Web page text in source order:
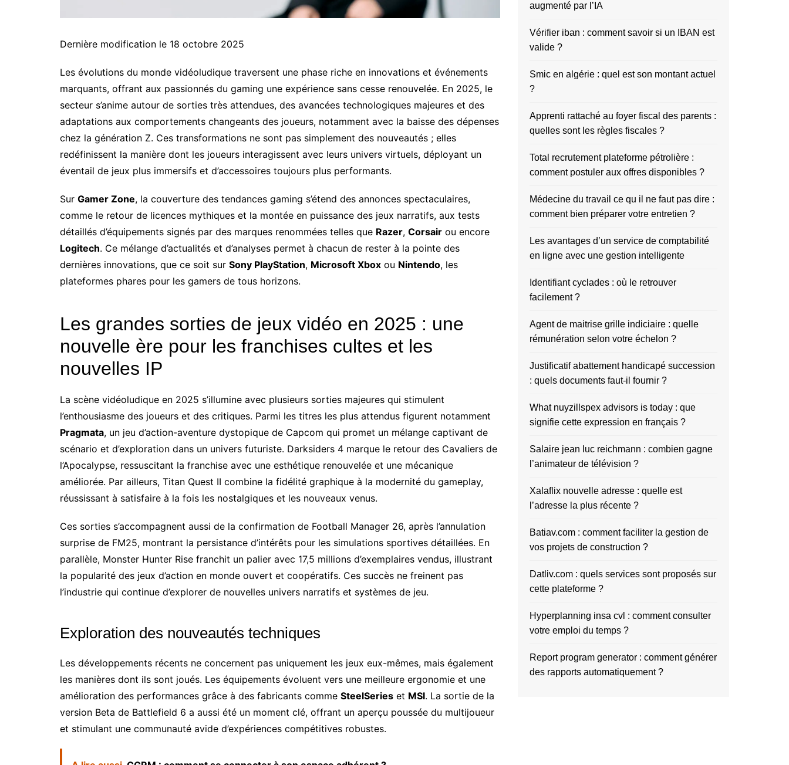
Dernière modification le 18 octobre 2025
Les évolutions du monde vidéoludique traversent une phase riche en innovations et événements
marquants, offrant aux passionnés du gaming une expérience sans cesse renouvelée. En 2025, le
secteur s’anime autour de sorties très attendues, des avancées technologiques majeures et des
adaptations aux comportements changeants des joueurs, notamment avec la baisse des dépenses
chez la génération Z. Ces transformations ne sont pas simplement des nouveautés ; elles
redéfinissent la manière dont les joueurs interagissent avec leurs univers virtuels, déployant un
éventail de jeux plus immersifs et d’accessoires toujours plus performants.
Sur Gamer Zone, la couverture des tendances gaming s’étend des annonces spectaculaires,
comme le retour de licences mythiques et la montée en puissance des jeux narratifs, aux tests
détaillés d’équipements signés par des marques renommées telles que Razer, Corsair ou encore
Logitech. Ce mélange d’actualités et d’analyses permet à chacun de rester à la pointe des
dernières innovations, que ce soit sur Sony PlayStation, Microsoft Xbox ou Nintendo, les
plateformes phares pour les gamers de tous horizons.
Les grandes sorties de jeux vidéo en 2025 : une
nouvelle ère pour les franchises cultes et les
nouvelles IP
La scène vidéoludique en 2025 s’illumine avec plusieurs sorties majeures qui stimulent
l’enthousiasme des joueurs et des critiques. Parmi les titres les plus attendus figurent notamment
Pragmata, un jeu d’action-aventure dystopique de Capcom qui promet un mélange captivant de
scénario et d’exploration dans un univers futuriste. Darksiders 4 marque le retour des Cavaliers de
l’Apocalypse, ressuscitant la franchise avec une esthétique renouvelée et une mécanique
améliorée. Par ailleurs, Titan Quest II combine la fidélité graphique à la modernité du gameplay,
réussissant à satisfaire à la fois les nostalgiques et les nouveaux venus.
Ces sorties s’accompagnent aussi de la confirmation de Football Manager 26, après l’annulation
surprise de FM25, montrant la persistance d’intérêts pour les simulations sportives détaillées. En
parallèle, Monster Hunter Rise franchit un palier avec 17,5 millions d’exemplaires vendus, illustrant
la popularité des jeux d’action en monde ouvert et coopératifs. Ces succès ne freinent pas
l’industrie qui continue d’explorer de nouvelles univers narratifs et systèmes de jeu.
Exploration des nouveautés techniques
Les développements récents ne concernent pas uniquement les jeux eux-mêmes, mais également
les manières dont ils sont joués. Les équipements évoluent vers une meilleure ergonomie et une
amélioration des performances grâce à des fabricants comme SteelSeries et MSI. La sortie de la
version Beta de Battlefield 6 a aussi été un moment clé, offrant un aperçu poussée du multijoueur
et stimulant une communauté avide d’expériences compétitives robustes.
augmenté par l’IA
Vérifier iban : comment savoir si un IBAN est
valide ?
Smic en algérie : quel est son montant actuel
?
Apprenti rattaché au foyer fiscal des parents :
quelles sont les règles fiscales ?
Total recrutement plateforme pétrolière :
comment postuler aux offres disponibles ?
Médecine du travail ce qu il ne faut pas dire :
comment bien préparer votre entretien ?
Les avantages d’un service de comptabilité
en ligne avec une gestion intelligente
Identifiant cyclades : où le retrouver
facilement ?
Agent de maitrise grille indiciaire : quelle
rémunération selon votre échelon ?
Justificatif abattement handicapé succession
: quels documents faut-il fournir ?
What nuyzillspex advisors is today : que
signifie cette expression en français ?
Salaire jean luc reichmann : combien gagne
l’animateur de télévision ?
Xalaflix nouvelle adresse : quelle est
l’adresse la plus récente ?
Batiav.com : comment faciliter la gestion de
vos projets de construction ?
Datliv.com : quels services sont proposés sur
cette plateforme ?
Hyperplanning insa cvl : comment consulter
votre emploi du temps ?
Report program generator : comment générer
des rapports automatiquement ?